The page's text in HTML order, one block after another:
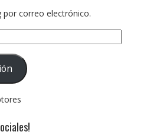
por correo electrónico.